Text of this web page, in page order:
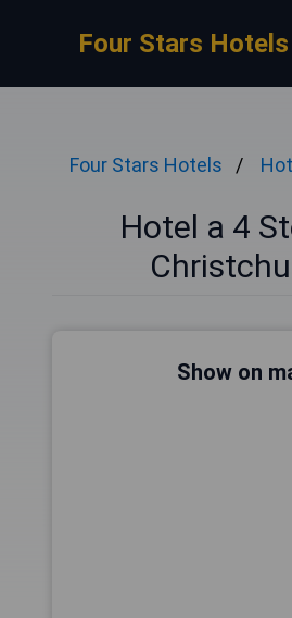
Four Stars Hotels
Four Stars Hotels
Hotel a 4
Show on